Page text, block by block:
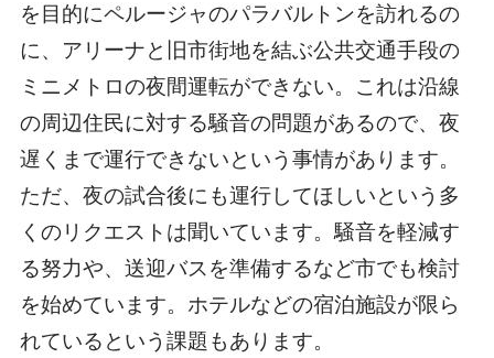
を目的にペルージャのパラバルトンを訪れるの
に、アリーナと旧市街地を結ぶ公共交通手段の
ミニメトロの夜間運転ができない。これは沿線
の周辺住民に対する騒音の問題があるので、夜
遅くまで運行できないという事情があります。
ただ、夜の試合後にも運行してほしいという多
くのリクエストは聞いています。騒音を軽減す
る努力や、送迎バスを準備するなど市でも検討
を始めています。ホテルなどの宿泊施設が限ら
れているという課題もあります。